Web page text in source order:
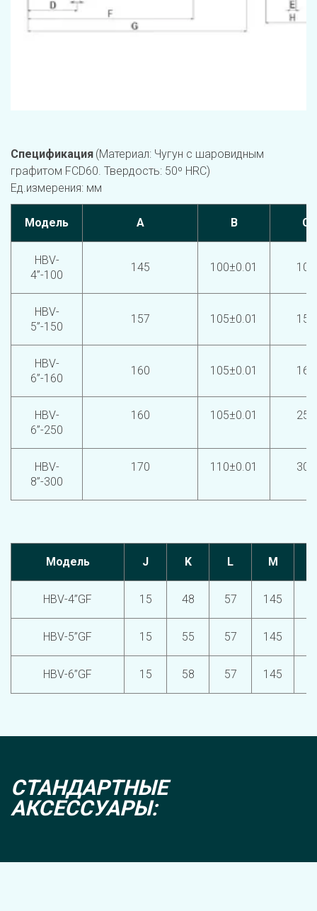
Спецификация (Материал: Чугун с шаровидным
графитом FCD60. Твердость: 50º HRC)
Ед.измерения: мм
Модель A B C
HBV-
4”-100
145 100±0.01 100
HBV-
5”-150
157 105±0.01 150
HBV-
6”-160
160 105±0.01 160
HBV-
6”-250
160 105±0.01 250
HBV-
8”-300
170 110±0.01 300
Модель J K L M
HBV-4”GF 15 48 57 145
HBV-5”GF 15 55 57 145
HBV-6”GF 15 58 57 145
СТАНДАРТНЫЕ
АКСЕССУАРЫ: